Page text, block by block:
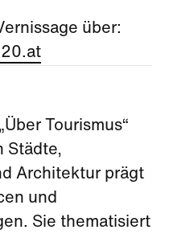
über:
Tourismus“
Städte,
Architektur prägt
und
Sie thematisiert